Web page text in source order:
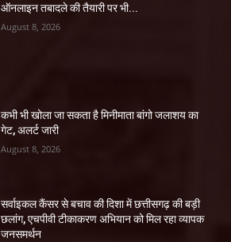
ऑनलाइन तबादले की तैयारी पर भी...
August 8, 2026
कभी भी खोला जा सकता है मिनीमाता बांगो जलाशय का
गेट, अलर्ट जारी
August 8, 2026
सर्वाइकल कैंसर से बचाव की दिशा में छत्तीसगढ़ की बड़ी
छलांग, एचपीवी टीकाकरण अभियान को मिल रहा व्यापक
जनसमर्थन